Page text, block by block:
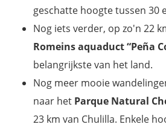
geschatte hoogte tussen 30
Nog iets verder, op zo'n 22
Romeins aquaduct “Peña
belangrijkste van het land.
Nog meer mooie
naar het Parque Natural
23 km van Chulilla. Enkele